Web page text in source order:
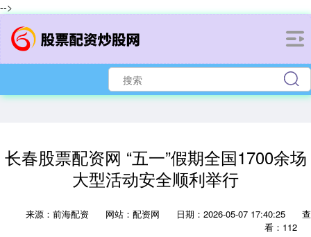
-->
长春股票配资网 “五一”假期全国1700余场
大型活动安全顺利举行
来源：前海配资 网站：配资网 日期：2026-05-07 17:40:25
查
看：112